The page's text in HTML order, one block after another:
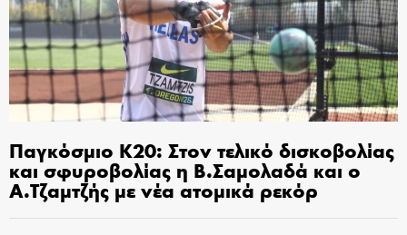
Παγκόσμιο Κ20: Στον τελικό δισκοβολίας
και σφυροβολίας η Β.Σαμολαδά και ο
Α.Τζαμτζής με νέα ατομικά ρεκόρ